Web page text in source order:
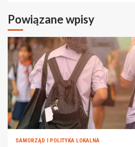
Powiązane wpisy
SAMORZĄD I POLITYKA LOKALNA